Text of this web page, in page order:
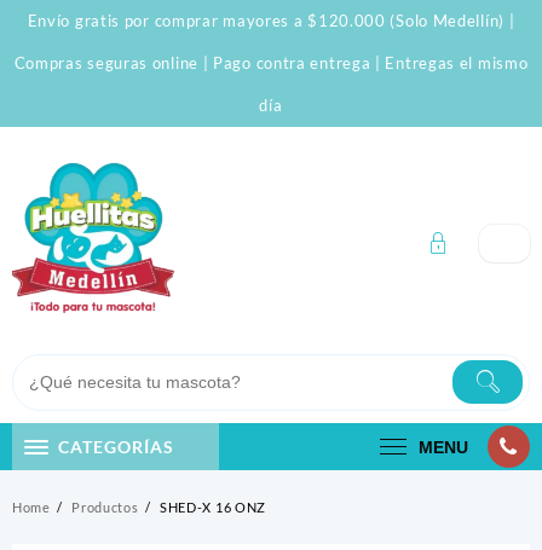
Skip
content
Envío gratis por comprar mayores a $120.000 (Solo Medellín) |
Compras seguras online | Pago contra entrega | Entregas el mismo
día
CATEGORÍAS MENU
Home Productos SHED-X 16 ONZ